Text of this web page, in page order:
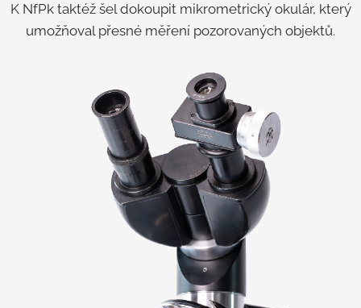
K NfPk taktéž šel dokoupit mikrometrický okulár, který
umožňoval přesné měření pozorovaných objektů.